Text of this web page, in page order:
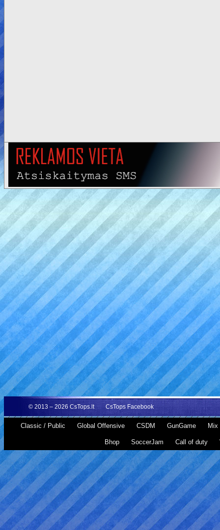
© 2013 – 2026 CsTops.lt CsTops Facebook
Classic / Public Global Offensive CSDM GunGame Mix
Bhop SoccerJam Call of duty